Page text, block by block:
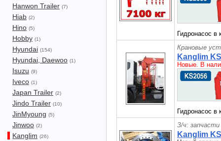
Hanwon Trailer (7)
Hiab (2)
Hino (5)
Hobby (1)
Hyundai (154)
Hyundai, Daewoo (1)
Isuzu (9)
Iveco (1)
Japan Trailer (2)
Jindo Trailer (10)
JinMyoung (5)
Jinwoo (2)
Kanglim (26)
Гидронасос
Крановые
Kanglim
Новые. В
Гидронасос
З/ч:
Kanglim